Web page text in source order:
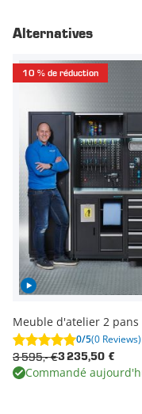
Alternatives
10 % de réduction
Meuble d'atelier 2 pans
0/5(0 Reviews)
3 235,50 €
3 595,- €
Commandé